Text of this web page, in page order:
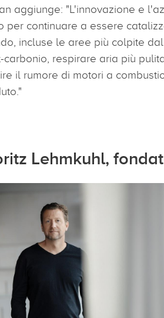
aggiunge: "L'innovazione e
per continuare a essere
incluse le aree più colpite
carbonio, respirare aria più
il rumore di motori a
Lehmkuhl,